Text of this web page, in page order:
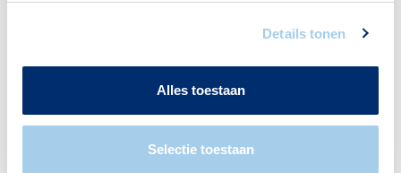
Details tonen
Alles toestaan
Selectie toestaan